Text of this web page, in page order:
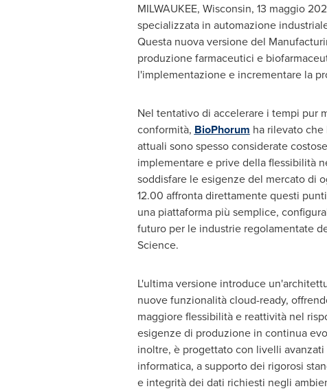
MILWAUKEE, Wisconsin, 13 maggio
specializzata in automazione
Questa nuova versione del
produzione farmaceutici e
l'implementazione e incrementare la
Nel tentativo di accelerare i tempi pur
conformità, BioPhorum ha rilevato
attuali sono spesso considerate
implementare e prive della flessibilità
soddisfare le esigenze del mercato di
12.00 affronta direttamente questi
una piattaforma più semplice,
futuro per le industrie regolamentate
Science.
L'ultima versione introduce
nuove funzionalità cloud-ready,
maggiore flessibilità e reattività nel
esigenze di produzione in continua
inoltre, è progettato con livelli
informatica, a supporto dei rigorosi
e integrità dei dati richiesti negli